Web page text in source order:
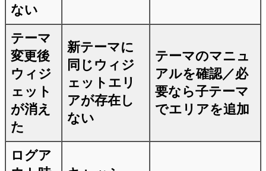
ない
テーマ
変更後
ウィジ
ェット
が消え
た
新テーマに
同じウィジ
ェットエリ
アが存在し
ない
テーマのマニュ
アルを確認／必
要なら子テーマ
でエリアを追加
ログア